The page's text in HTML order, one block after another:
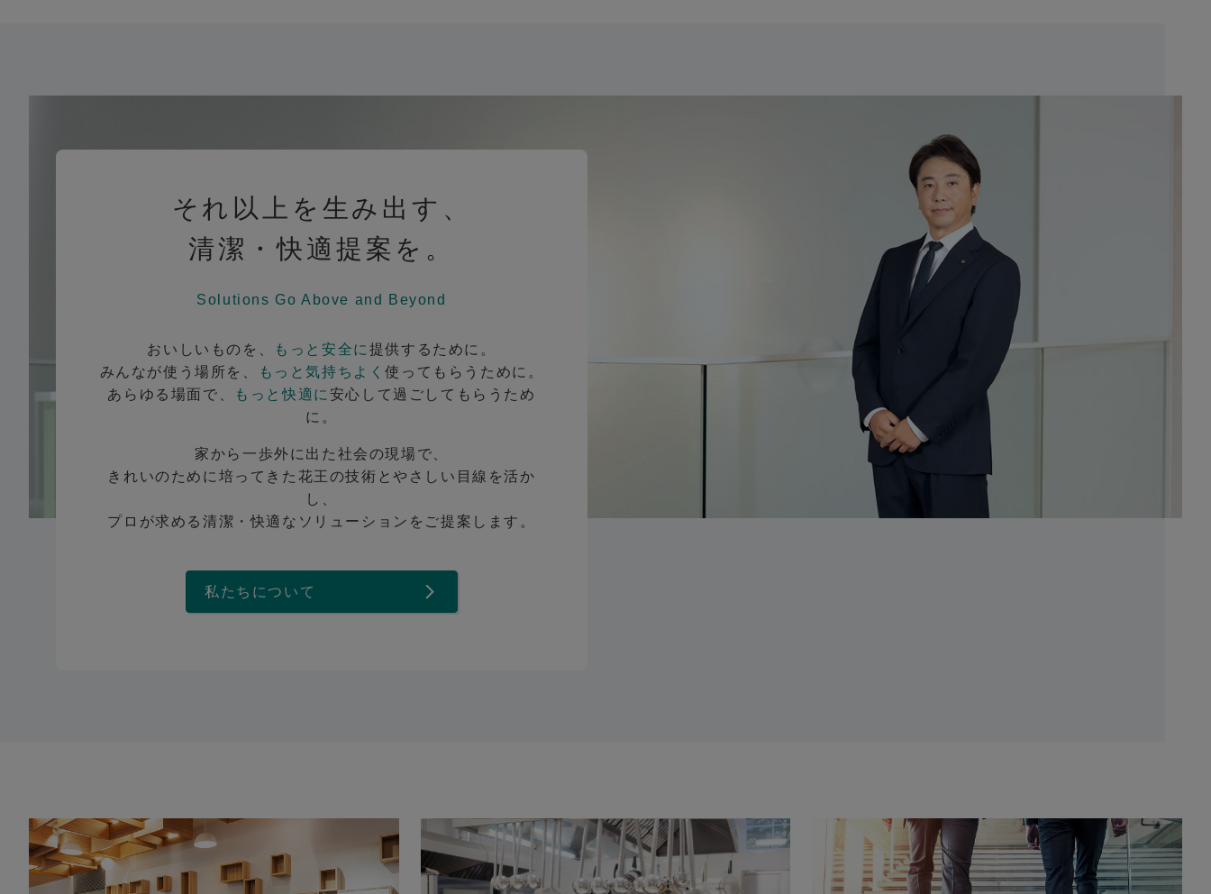
それ以上を生み出す、
清潔・快適提案を。
Solutions Go Above and Beyond
おいしいものを、 もっと安全に提供するために。
みんなが使う場所を、
もっと気持ちよく使ってもらうために。
あらゆる場面で、
もっと快適に安心して過ごしてもらうため
に。
家から一歩外に出た社会の現場で、
きれいのために培ってきた花王の技術とやさしい目線を活か
し、
プロが求める清潔・快適なソリューションをご提案します。
私たちについて